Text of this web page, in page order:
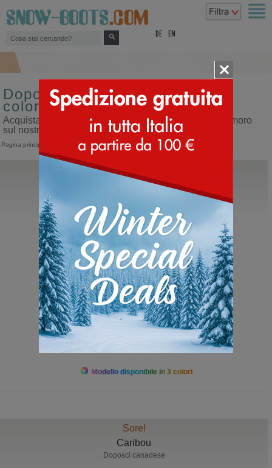
DE EN
Doposci da donna misura 45
colore testa di moro
Acquista doposci da donna misura 45 colore testa di moro
sul nostro sito dedicato ai doposci
Pagina principale >Doposci
Timberland
6 INCH Premium Boot
Modello disponibile in 3 colori
Sorel
Caribou
Doposci canadese